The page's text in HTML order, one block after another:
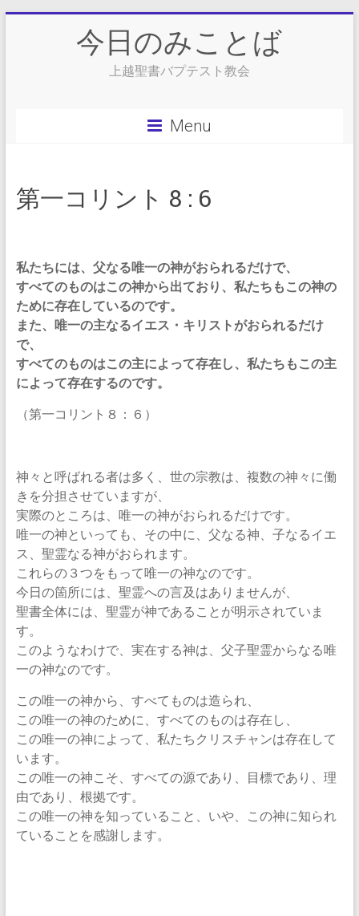
今日のみことば
上越聖書バプテスト教会
Menu
第一コリント 8 : 6
私たちには、父なる唯一の神がおられるだけで、
すべてのものはこの神から出ており、私たちもこの神の
ために存在しているのです。
また、唯一の主なるイエス・キリストがおられるだけ
で、
すべてのものはこの主によって存在し、私たちもこの主
によって存在するのです。
（第一コリント８：６）
神々と呼ばれる者は多く、世の宗教は、複数の神々に働
きを分担させていますが、
実際のところは、唯一の神がおられるだけです。
唯一の神といっても、その中に、父なる神、子なるイエ
ス、聖霊なる神がおられます。
これらの３つをもって唯一の神なのです。
今日の箇所には、聖霊への言及はありませんが、
聖書全体には、聖霊が神であることが明示されていま
す。
このようなわけで、実在する神は、父子聖霊からなる唯
一の神なのです。
この唯一の神から、すべてものは造られ、
この唯一の神のために、すべてのものは存在し、
この唯一の神によって、私たちクリスチャンは存在して
います。
この唯一の神こそ、すべての源であり、目標であり、理
由であり、根拠です。
この唯一の神を知っていること、いや、この神に知られ
ていることを感謝します。